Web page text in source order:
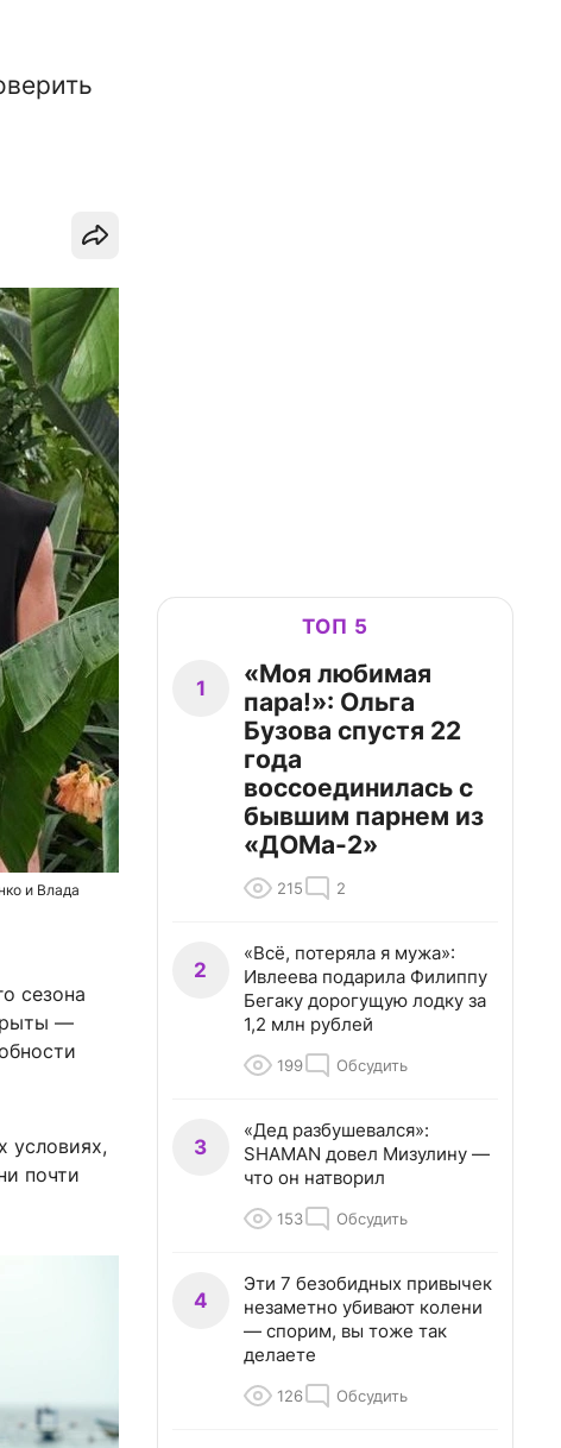
и Влада
сезона
—
условиях,
почти
ТОП 5
1
«Моя любимая
пара!»: Ольга
Бузова спустя 22
года
воссоединилась с
бывшим парнем из
«ДОМа-2»
215 2
2
«Всё, потеряла я мужа»:
Ивлеева подарила Филиппу
Бегаку дорогущую лодку за
1,2 млн рублей
199 Обсудить
3
«Дед разбушевался»:
SHAMAN довел Мизулину —
что он натворил
153 Обсудить
4
Эти 7 безобидных привычек
незаметно убивают колени
— спорим, вы тоже так
делаете
126 Обсудить